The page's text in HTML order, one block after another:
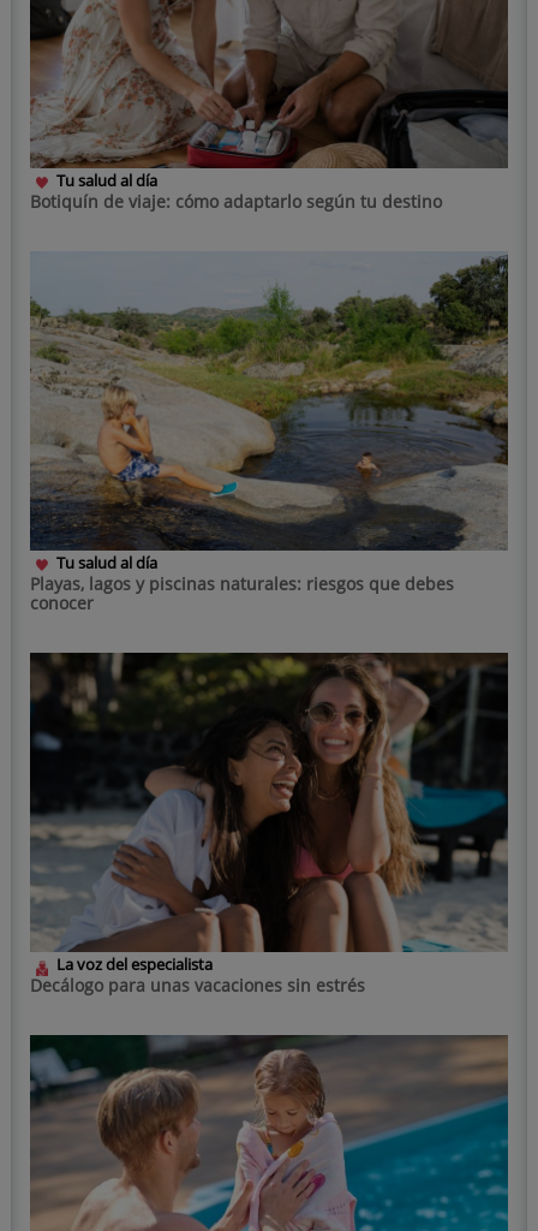
Tu salud al día
Botiquín de viaje: cómo adaptarlo según tu destino
Tu salud al día
Playas, lagos y piscinas naturales: riesgos que debes
conocer
La voz del especialista
Decálogo para unas vacaciones sin estrés